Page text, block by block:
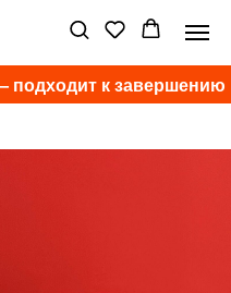
подходит к завершению